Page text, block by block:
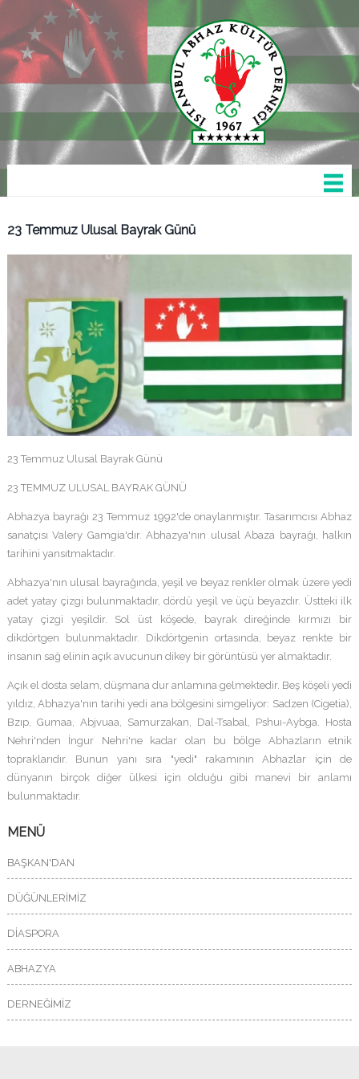
23 Temmuz Ulusal Bayrak Günü
23 Temmuz Ulusal Bayrak Günü
23 TEMMUZ ULUSAL BAYRAK GÜNÜ
Abhazya bayrağı 23 Temmuz 1992'de onaylanmıştır. Tasarımcısı Abhaz
sanatçısı Valery Gamgia'dır. Abhazya'nın ulusal Abaza bayrağı, halkın
tarihini yansıtmaktadır.
Abhazya'nın ulusal bayrağında, yeşil ve beyaz renkler olmak üzere yedi
adet yatay çizgi bulunmaktadır, dördü yeşil ve üçü beyazdır. Üstteki ilk
yatay çizgi yeşildir. Sol üst köşede, bayrak direğinde kırmızı bir
dikdörtgen bulunmaktadır. Dikdörtgenin ortasında, beyaz renkte bir
insanın sağ elinin açık avucunun dikey bir görüntüsü yer almaktadır.
Açık el dosta selam, düşmana dur anlamına gelmektedir. Beş köşeli yedi
yıldız, Abhazya'nın tarihi yedi ana bölgesini simgeliyor: Sadzen (Cigetia),
Bzıp, Gumaa, Abjvuaa, Samurzakan, Dal-Tsabal, Pshuı-Aybga. Hosta
Nehri'nden İngur Nehri'ne kadar olan bu bölge Abhazların etnik
topraklarıdır. Bunun yanı sıra "yedi" rakamının Abhazlar için de
dünyanın birçok diğer ülkesi için olduğu gibi manevi bir anlamı
bulunmaktadır.
MENÜ
BAŞKAN'DAN
DÜĞÜNLERİMİZ
DİASPORA
ABHAZYA
DERNEĞİMİZ